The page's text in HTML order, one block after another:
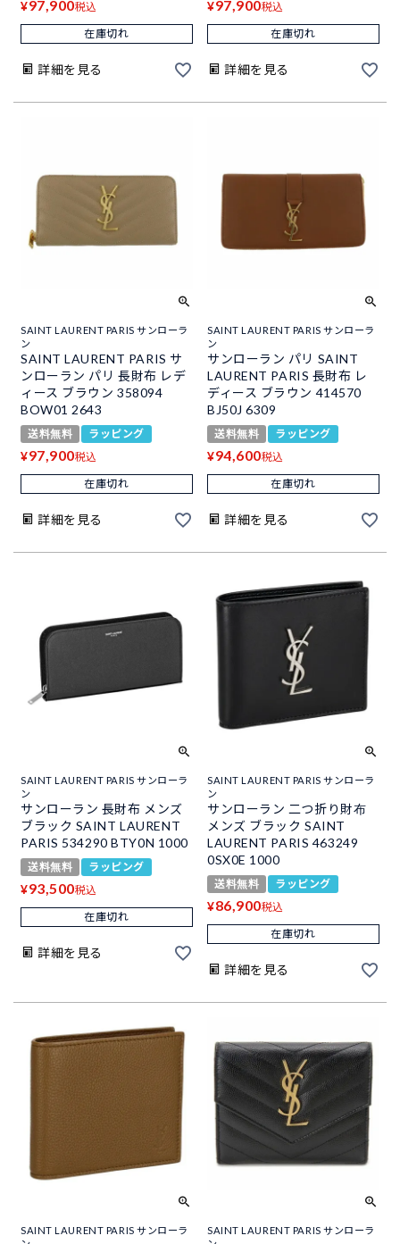
¥97,900税込
在庫切れ
詳細を見る
¥97,900税込
在庫切れ
詳細を見る
SAINT LAURENT PARIS サンローラ
ン
SAINT LAURENT PARIS サ
ンローラン パリ 長財布 レデ
ィース ブラウン 358094
BOW01 2643
送料無料 ラッピング
¥97,900税込
在庫切れ
詳細を見る
SAINT LAURENT PARIS サンローラ
ン
サンローラン パリ SAINT
LAURENT PARIS 長財布 レ
ディース ブラウン 414570
BJ50J 6309
送料無料 ラッピング
¥94,600税込
在庫切れ
詳細を見る
SAINT LAURENT PARIS サンローラ
ン
サンローラン 長財布 メンズ
ブラック SAINT LAURENT
PARIS 534290 BTY0N 1000
送料無料 ラッピング
¥93,500税込
在庫切れ
詳細を見る
SAINT LAURENT PARIS サンローラ
ン
サンローラン 二つ折り財布
メンズ ブラック SAINT
LAURENT PARIS 463249
0SX0E 1000
送料無料 ラッピング
¥86,900税込
在庫切れ
詳細を見る
SAINT LAURENT PARIS サンローラ
SAINT LAURENT PARIS サンローラ